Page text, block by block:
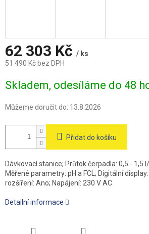
62 303 Kč / ks
51 490 Kč bez DPH
cena:
Skladem, odesíláme do 48
Můžeme doručit do: 13.8.2026
Přidat do košíku
Dávkovací stanice; Průtok čerpadla: 0,5 - 1,5
Měřené parametry: pH a FCL; Digitální
rozšíření: Ano; Napájení: 230 V AC
Detailní informace